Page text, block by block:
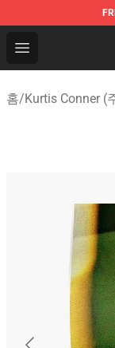
Open menu
Kurtis
홈/Kurtis Conner (